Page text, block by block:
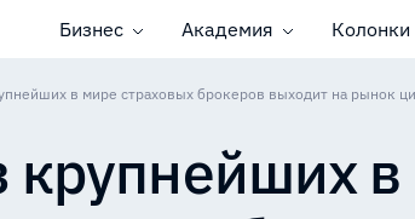
Бизнес Академия Колонки
крупнейших в